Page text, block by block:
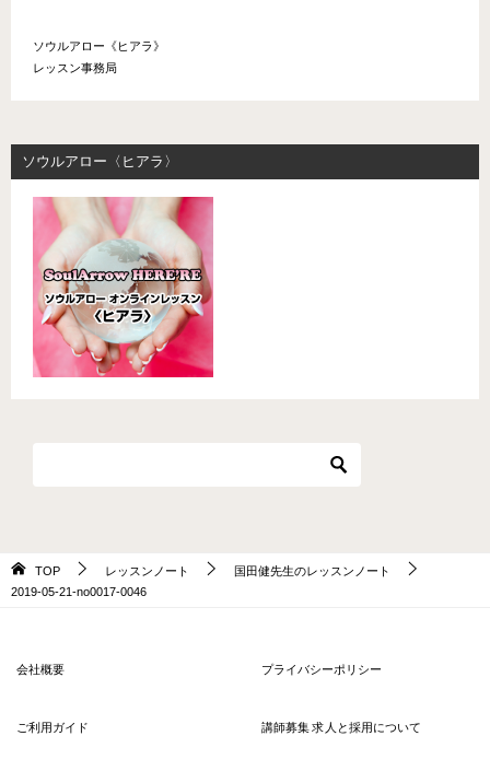
ソウルアロー《ヒアラ》
レッスン事務局
ソウルアロー〈ヒアラ〉
TOP レッスンノート
国田健先生のレッスンノート
2019-05-21-no0017-0046
会社概要 プライバシーポリシー
ご利用ガイド 講師募集 求人と採用について